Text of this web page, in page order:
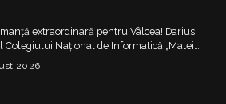
extraordinară pentru Vâlcea! Darius,
Colegiului Național de Informatică „Matei
a cucerit argintul la Olimpiada
de Inteligență Artificială
2026